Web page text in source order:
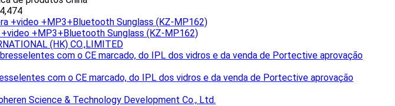
+video +MP3+Bluetooth Sunglass (KZ-MP162)
(HK) CO.,LIMITED
com o CE marcado, do IPL dos vidros e da venda de Portective aprovação
Science & Technology Development Co., Ltd.